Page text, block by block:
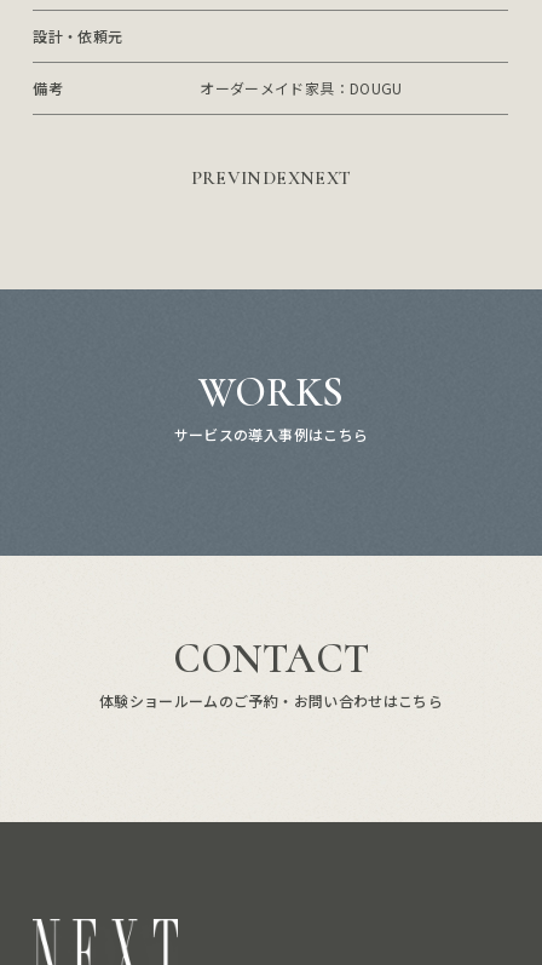
設計・依頼元
備考 オーダーメイド家具：DOUGU
PREVINDEXNEXT
WORKS
サービスの導入事例はこちら
CONTACT
体験ショールームのご予約・お問い合わせはこちら